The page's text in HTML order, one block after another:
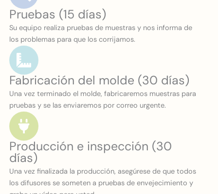
Pruebas (15 días)
Su equipo realiza pruebas de muestras y nos informa de
los problemas para que los corrijamos.
Fabricación del molde (30 días)
Una vez terminado el molde, fabricaremos muestras para
pruebas y se las enviaremos por correo urgente.
Producción e inspección (30
días)
Una vez finalizada la producción, asegúrese de que todos
los difusores se someten a pruebas de envejecimiento y